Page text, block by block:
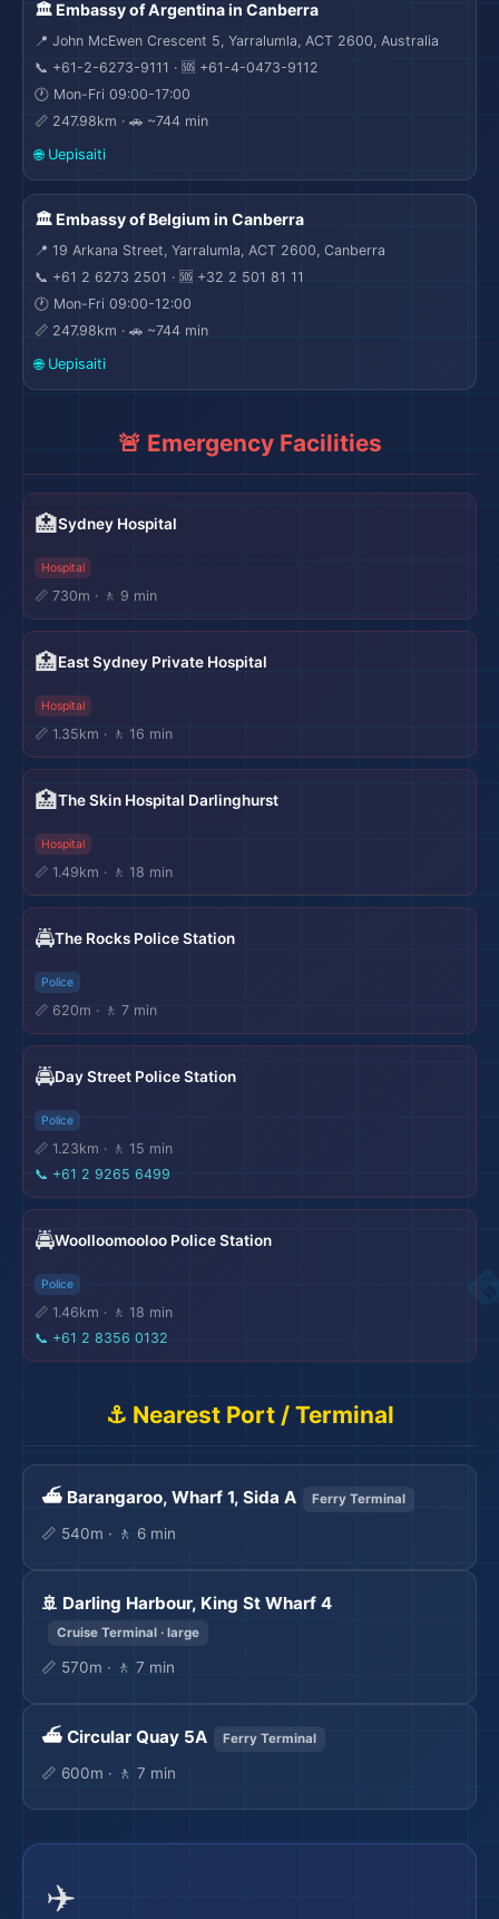
🏛️ Embassy of Argentina in Canberra
📍 John McEwen Crescent 5, Yarralumla, ACT 2600, Australia
📞 +61-2-6273-9111 · 🆘 +61-4-0473-9112
🕐 Mon-Fri 09:00-17:00
📏 247.98km · 🚗 ~744 min
🌐 Uepisaiti
🏛️ Embassy of Belgium in Canberra
📍 19 Arkana Street, Yarralumla, ACT 2600, Canberra
📞 +61 2 6273 2501 · 🆘 +32 2 501 81 11
🕐 Mon-Fri 09:00-12:00
📏 247.98km · 🚗 ~744 min
🌐 Uepisaiti
🚨 Emergency Facilities
🏥Sydney Hospital
Hospital
📏 730m · 🚶 9 min
🏥East Sydney Private Hospital
Hospital
📏 1.35km · 🚶 16 min
🏥The Skin Hospital Darlinghurst
Hospital
📏 1.49km · 🚶 18 min
🚔The Rocks Police Station
Police
📏 620m · 🚶 7 min
🚔Day Street Police Station
Police
📏 1.23km · 🚶 15 min
📞 +61 2 9265 6499
🚔Woolloomooloo Police Station
Police
📏 1.46km · 🚶 18 min
📞 +61 2 8356 0132
⚓ Nearest Port / Terminal
⛴️ Barangaroo, Wharf 1, Sida A Ferry Terminal
📏 540m · 🚶 6 min
🚢 Darling Harbour, King St Wharf 4
Cruise Terminal · large
📏 570m · 🚶 7 min
⛴️ Circular Quay 5A Ferry Terminal
📏 600m · 🚶 7 min
✈️